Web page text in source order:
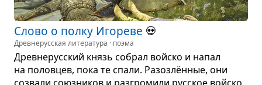
Слово о полку Иго­реве 💀
Древне­русская литература · поэма
Древ­не­рус­ский князь собрал войско и напал
на полов­цев, пока те спали. Разо­злён­ные, они